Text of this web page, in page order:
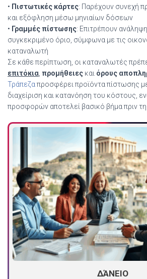
• Πιστωτικές κάρτες: Παρέχουν συνεχή
και εξόφληση μέσω μηνιαίων δόσεων
• Γραμμές πίστωσης: Επιτρέπουν
συγκεκριμένο όριο, σύμφωνα με τις
καταναλωτή
Σε κάθε περίπτωση, οι καταναλωτές
επιτόκια προμήθειες και όρους
Τράπεζα προσφέρει προϊόντα πίστωσης
διαχείριση και κατανόηση του κόστους,
προσφορών αποτελεί βασικό βήμα πριν
ΔΆΝΕΙΟ